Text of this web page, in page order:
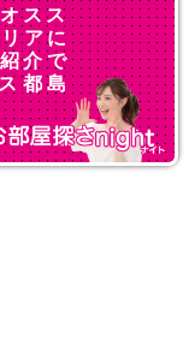
スス
アに
介で
都島